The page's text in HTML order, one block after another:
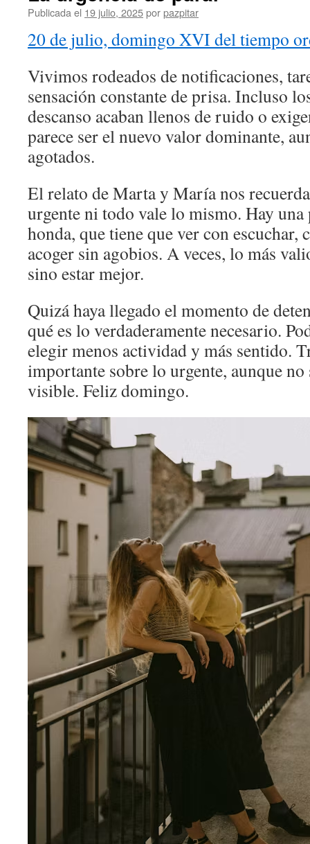
Publicada el 19 julio, 2025porpazpitar
20 de julio, domingo XVI del tiempo
Vivimos rodeados de notificaciones,
sensación constante de prisa. Incluso
descanso acaban llenos de ruido o
parece ser el nuevo valor dominante,
agotados.
El relato de Marta y María nos
urgente ni todo vale lo mismo. Hay una
honda, que tiene que ver con escuchar,
acoger sin agobios. A veces, lo más
sino estar mejor.
Quizá haya llegado el momento de
qué es lo verdaderamente necesario.
elegir menos actividad y más sentido.
importante sobre lo urgente, aunque no
visible. Feliz domingo.